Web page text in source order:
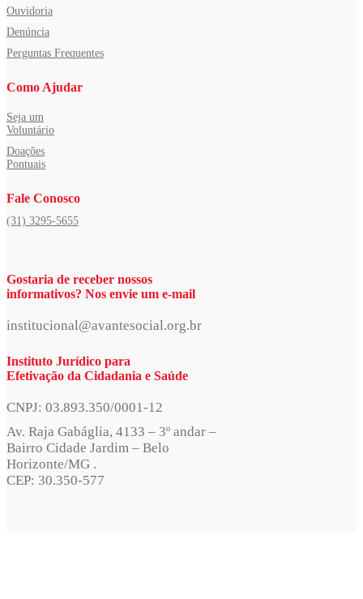
Ouvidoria
Denúncia
Perguntas Frequentes
Como Ajudar
Seja um
Voluntário
Doações
Pontuais
Fale Conosco
(31) 3295-5655
Gostaria de receber nossos
informativos? Nos envie um e-mail
institucional@avantesocial.org.br
Instituto Jurídico para
Efetivação da Cidadania e Saúde
CNPJ: 03.893.350/0001-12
Av. Raja Gabáglia, 4133 – 3º andar –
Bairro Cidade Jardim – Belo
Horizonte/MG .
CEP: 30.350-577